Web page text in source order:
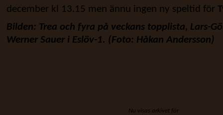
december kl 13.15 men ännu ingen ny speltid för
Bilden: Trea och fyra på veckans topplista, Lars-
Werner Sauer i Eslöv-1. (Foto: Håkan Andersson)
Nu visas arkivet för